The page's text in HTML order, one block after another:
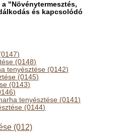
a "Növénytermesztés,
és kapcsolódó
(0148)
tenyésztése (0142)
(0145)
(0143)
tenyésztése (0141)
(0144)
(012)